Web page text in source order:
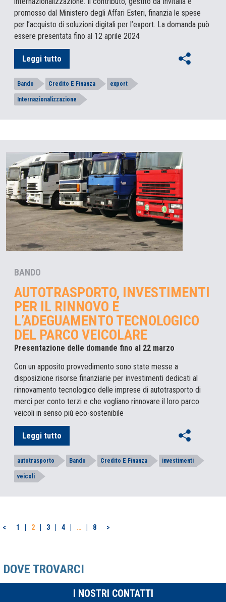
promosso dal Ministero degli Affari Esteri, finanzia le spese
per l’acquisto di soluzioni digitali per l’export. La domanda può
essere presentata fino al 12 aprile 2024
Leggi tutto
Bando Credito E Finanza export
Internazionalizzazione
BANDO
AUTOTRASPORTO, INVESTIMENTI
PER IL RINNOVO E
L’ADEGUAMENTO TECNOLOGICO
DEL PARCO VEICOLARE
Presentazione delle domande fino al 22 marzo
Con un apposito provvedimento sono state messe a
disposizione risorse finanziarie per investimenti dedicati al
rinnovamento tecnologico delle imprese di autotrasporto di
merci per conto terzi e che vogliano rinnovare il loro parco
veicoli in senso più eco-sostenibile
Leggi tutto
autotrasporto Bando Credito E Finanza investimenti
veicoli
PAGINAZIONE
ARTICOLI
< 1 2 3 4 … 8 >
DOVE TROVARCI
I NOSTRI CONTATTI